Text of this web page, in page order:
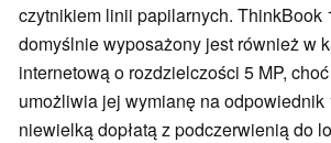
czytnikiem linii papilarnych. ThinkBook
domyślnie wyposażony jest również w
internetową o rozdzielczości 5 MP,
umożliwia jej wymianę na odpowiednik
niewielką dopłatą z podczerwienią do